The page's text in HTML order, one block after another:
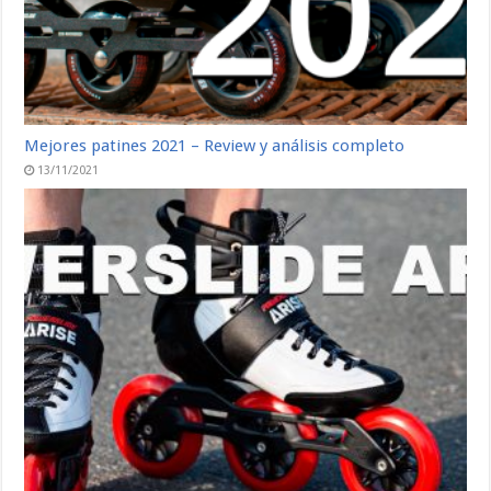
Mejores patines 2021 – Review y análisis completo
13/11/2021